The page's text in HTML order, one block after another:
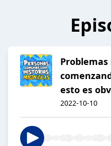
esto es
2022-10-10